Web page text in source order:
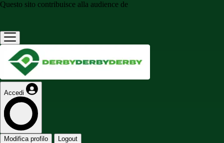
Questo sito contribuisce alla audience de
Accedi
Modifica profilo Logout